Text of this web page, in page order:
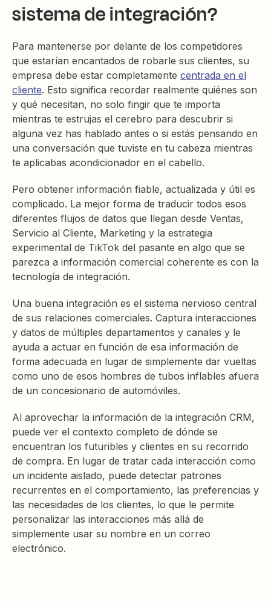
sistema de integración?
Para mantenerse por delante de los competidores
que estarían encantados de robarle sus clientes, su
empresa debe estar completamente centrada en el
cliente. Esto significa recordar realmente quiénes son
y qué necesitan, no solo fingir que te importa
mientras te estrujas el cerebro para descubrir si
alguna vez has hablado antes o si estás pensando en
una conversación que tuviste en tu cabeza mientras
te aplicabas acondicionador en el cabello.
Pero obtener información fiable, actualizada y útil es
complicado. La mejor forma de traducir todos esos
diferentes flujos de datos que llegan desde Ventas,
Servicio al Cliente, Marketing y la estrategia
experimental de TikTok del pasante en algo que se
parezca a información comercial coherente es con la
tecnología de integración.
Una buena integración es el sistema nervioso central
de sus relaciones comerciales. Captura interacciones
y datos de múltiples departamentos y canales y le
ayuda a actuar en función de esa información de
forma adecuada en lugar de simplemente dar vueltas
como uno de esos hombres de tubos inflables afuera
de un concesionario de automóviles.
Al aprovechar la información de la integración CRM,
puede ver el contexto completo de dónde se
encuentran los futuribles y clientes en su recorrido
de compra. En lugar de tratar cada interacción como
un incidente aislado, puede detectar patrones
recurrentes en el comportamiento, las preferencias y
las necesidades de los clientes, lo que le permite
personalizar las interacciones más allá de
simplemente usar su nombre en un correo
electrónico.